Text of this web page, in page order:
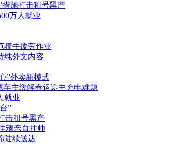
措施打击租号黑产
万人就业
骑手疲劳作业
纯外文内容
”外卖新模式
车主缓解春运途中充电难题
就业
”
击租号黑产
臻亲自挂帅
陆续送达